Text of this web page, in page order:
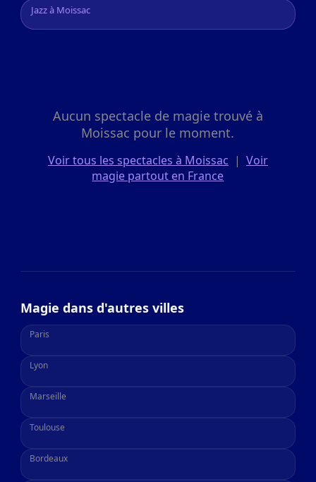
Jazz à Moissac
Aucun spectacle de magie trouvé à
Moissac pour le moment.
Voir tous les spectacles à Moissac | Voir
magie partout en France
Magie dans d'autres villes
Paris
Lyon
Marseille
Toulouse
Bordeaux